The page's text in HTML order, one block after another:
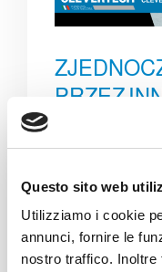
Questo sito web
Utilizziamo i cookie
annunci, fornire le
nostro traffico.
PRZEZ
sukcesem
warsztatów
się po